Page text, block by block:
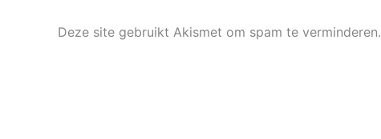
Deze site gebruikt Akismet om spam te verminderen.